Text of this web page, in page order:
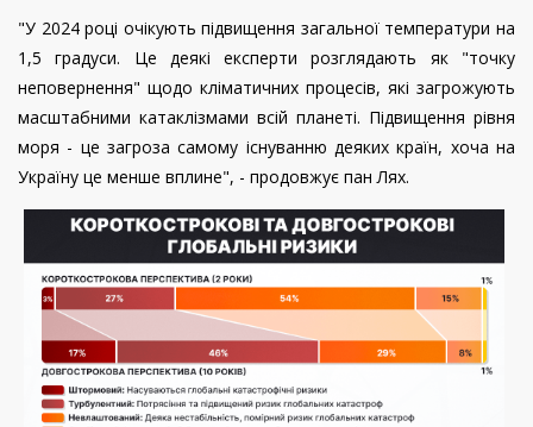
"У 2024 році очікують підвищення загальної температури на
1,5 градуси. Це деякі експерти розглядають як "точку
неповернення" щодо кліматичних процесів, які загрожують
масштабними катаклізмами всій планеті. Підвищення рівня
моря - це загроза самому існуванню деяких країн, хоча на
Україну це менше вплине", - продовжує пан Лях.